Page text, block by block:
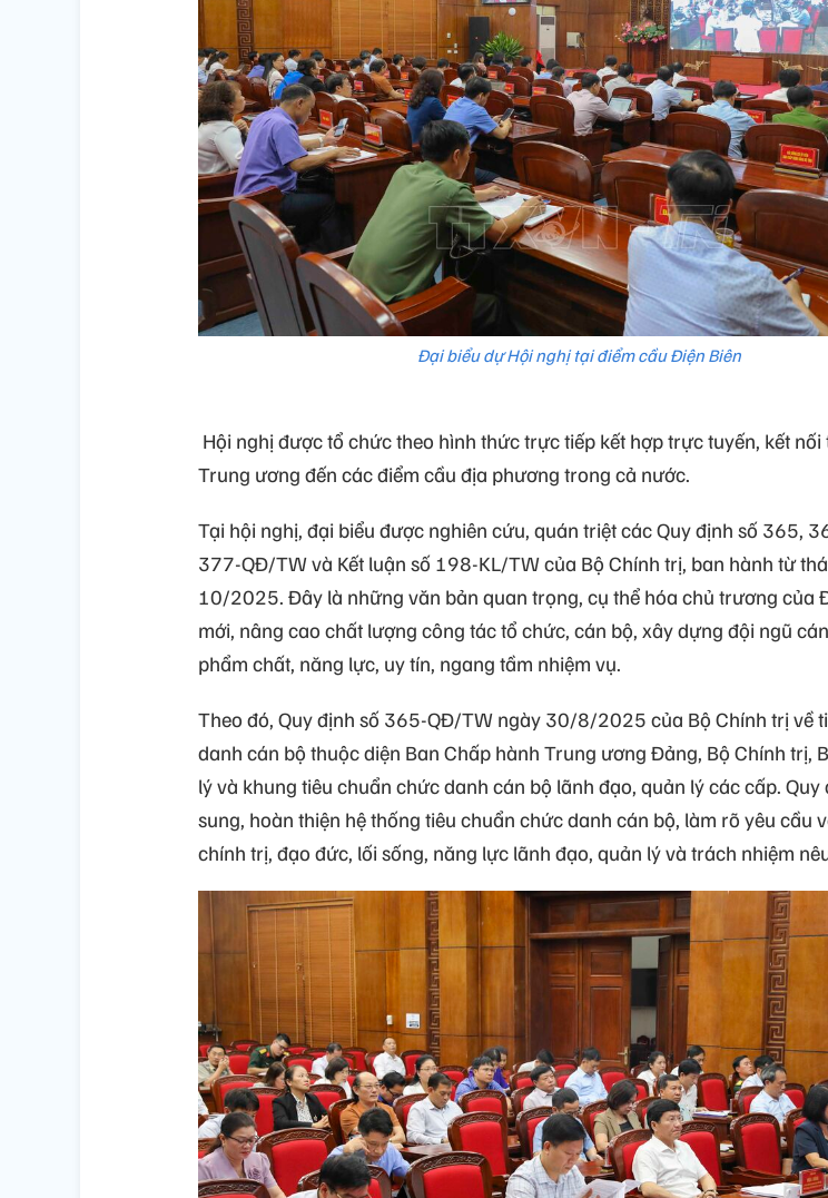
Đại biểu dự Hội nghị tại điểm cầu Điện Biên
Hội nghị được tổ chức theo hình thức trực tiếp kết hợp trực tuyến, kết nối
Trung ương đến các điểm cầu địa phương trong cả nước.
Tại hội nghị, đại biểu được nghiên cứu, quán triệt các Quy định số 365,
377-QĐ/TW và Kết luận số 198-KL/TW của Bộ Chính trị, ban hành từ
10/2025. Đây là những văn bản quan trọng, cụ thể hóa chủ trương của
mới, nâng cao chất lượng công tác tổ chức, cán bộ, xây dựng đội ngũ
phẩm chất, năng lực, uy tín, ngang tầm nhiệm vụ.
Theo đó, Quy định số 365-QĐ/TW ngày 30/8/2025 của Bộ Chính trị về
danh cán bộ thuộc diện Ban Chấp hành Trung ương Đảng, Bộ Chính trị,
lý và khung tiêu chuẩn chức danh cán bộ lãnh đạo, quản lý các cấp. Quy
sung, hoàn thiện hệ thống tiêu chuẩn chức danh cán bộ, làm rõ yêu cầu
chính trị, đạo đức, lối sống, năng lực lãnh đạo, quản lý và trách nhiệm